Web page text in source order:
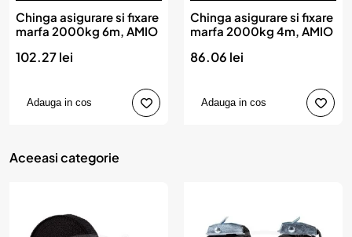
Chinga asigurare si fixare
marfa 2000kg 6m, AMIO
102.27 lei
Adauga in cos
Chinga asigurare si fixare
marfa 2000kg 4m, AMIO
86.06 lei
Adauga in cos
Aceeasi categorie